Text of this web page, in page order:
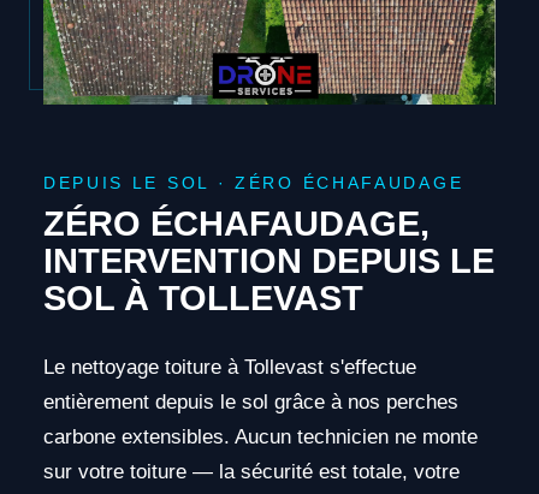
DEPUIS LE SOL · ZÉRO ÉCHAFAUDAGE
ZÉRO ÉCHAFAUDAGE,
INTERVENTION DEPUIS LE
SOL À TOLLEVAST
Le nettoyage toiture à Tollevast s'effectue
entièrement depuis le sol grâce à nos perches
carbone extensibles. Aucun technicien ne monte
sur votre toiture — la sécurité est totale, votre